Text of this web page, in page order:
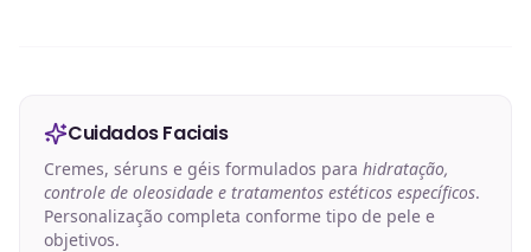
Cuidados Faciais
Cremes, séruns e géis formulados para hidratação,
controle de oleosidade e tratamentos estéticos específicos.
Personalização completa conforme tipo de pele e
objetivos.